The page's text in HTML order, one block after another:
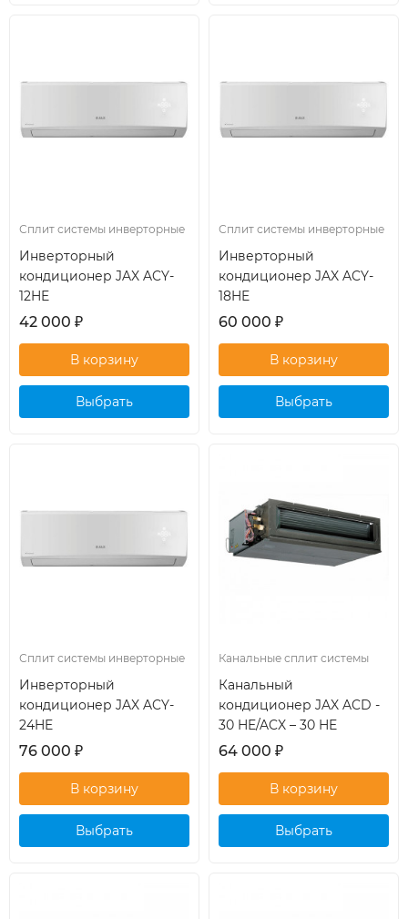
Сплит системы инверторные
Инверторный
кондиционер JAX ACY-
12HE
42 000 ₽
Выбрать
Сплит системы инверторные
Инверторный
кондиционер JAX ACY-
18HE
60 000 ₽
Выбрать
Сплит системы инверторные
Инверторный
кондиционер JAX ACY-
24HE
76 000 ₽
Выбрать
Канальные сплит системы
Канальный
кондиционер JAX ACD -
30 HE/ACX – 30 HE
64 000 ₽
Выбрать